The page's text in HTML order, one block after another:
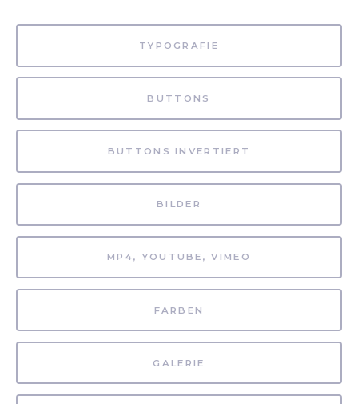
TYPOGRAFIE
BUTTONS
BUTTONS INVERTIERT
BILDER
MP4, YOUTUBE, VIMEO
FARBEN
GALERIE